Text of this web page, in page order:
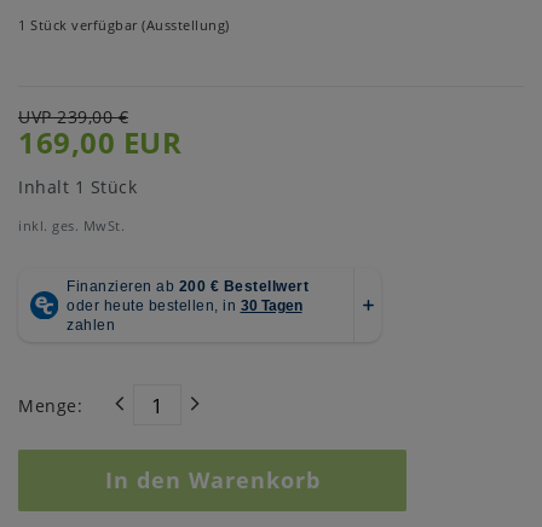
1 Stück verfügbar (Ausstellung)
UVP 239,00 €
169,00 EUR
Inhalt 1 Stück
inkl. ges. MwSt.
Menge:
In den Warenkorb